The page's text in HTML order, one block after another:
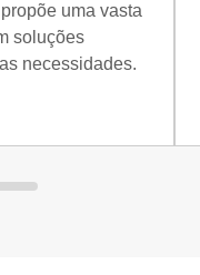
uma vasta
soluções
necessidades.